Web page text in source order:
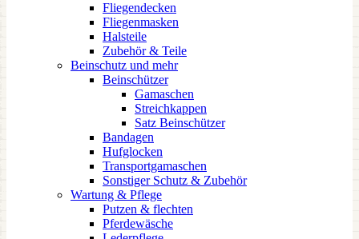
Fliegendecken
Fliegenmasken
Halsteile
Zubehör & Teile
Beinschutz und mehr
Beinschützer
Gamaschen
Streichkappen
Satz Beinschützer
Bandagen
Hufglocken
Transportgamaschen
Sonstiger Schutz & Zubehör
Wartung & Pflege
Putzen & flechten
Pferdewäsche